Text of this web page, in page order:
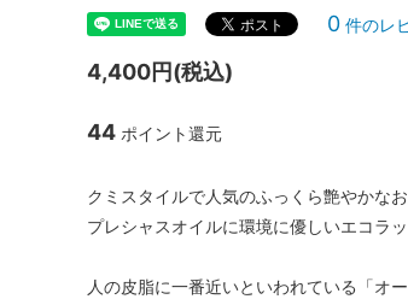
0 件のレ
4,400円(税込)
44 ポイント還元
クミスタイルで人気のふっくら艶やかな
プレシャスオイルに環境に優しいエコラ
人の皮脂に一番近いといわれている「オ